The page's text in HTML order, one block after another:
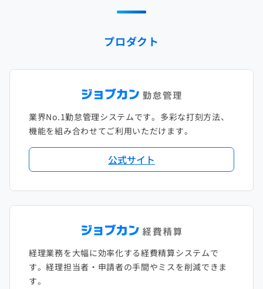
2022年1月
2021年2月
2020年3月
2020年1月
2019年4月
2019年2月
2018年5月
2018年3月
2018年1月
2017年6月
2017年4月
プロダクト
業界No.1勤怠管理システムです。多彩な打刻方法、
機能を組み合わせてご利用いただけます。
公式サイト
経理業務を大幅に効率化する経費精算システムで
す。経理担当者・申請者の手間やミスを削減できま
す。